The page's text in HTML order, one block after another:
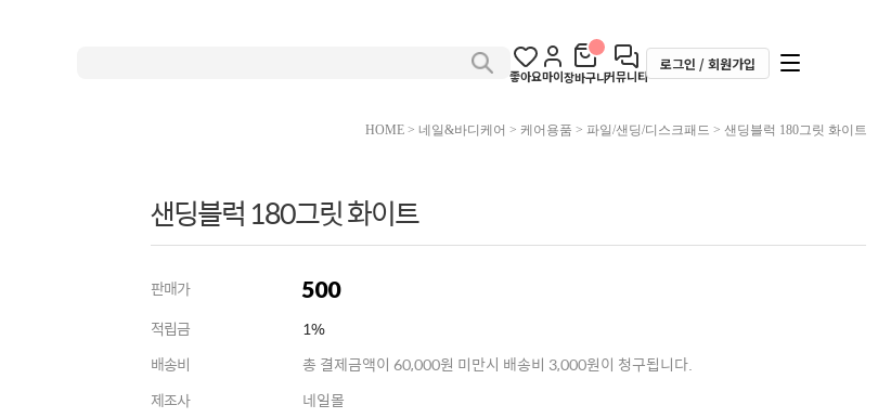
좋아요마이장바구니커뮤니티
로그인 / 회원가입
HOME> 네일&바디케어 > 케어용품 > 파일/샌딩/디스크패드 > 샌딩블럭 180그릿 화이트
샌딩블럭 180그릿 화이트
판매가 500
적립금
1%
배송비
총 결제금액이 60,000원 미만시 배송비 3,000원이 청구됩니다.
제조사
네일몰